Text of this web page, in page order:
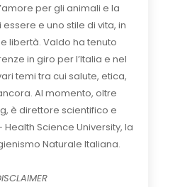
per gli animali e la
e uno stile di vita, in
libertà. Valdo ha tenuto
in giro per l’Italia e nel
temi tra cui salute, etica,
Al momento, oltre
è direttore scientifico e
Science University, la
Naturale Italiana.